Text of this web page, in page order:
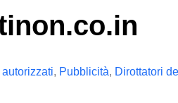
, Pubblicità, Dirottatori del